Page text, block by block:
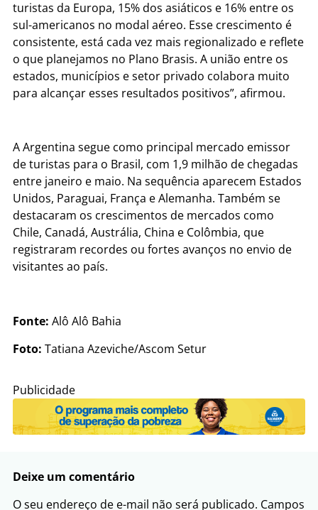
turistas da Europa, 15% dos asiáticos e 16% entre os
sul-americanos no modal aéreo. Esse crescimento é
consistente, está cada vez mais regionalizado e reflete
o que planejamos no Plano Brasis. A união entre os
estados, municípios e setor privado colabora muito
para alcançar esses resultados positivos”, afirmou.
A Argentina segue como principal mercado emissor
de turistas para o Brasil, com 1,9 milhão de chegadas
entre janeiro e maio. Na sequência aparecem Estados
Unidos, Paraguai, França e Alemanha. Também se
destacaram os crescimentos de mercados como
Chile, Canadá, Austrália, China e Colômbia, que
registraram recordes ou fortes avanços no envio de
visitantes ao país.
Fonte: Alô Alô Bahia
Foto: Tatiana Azeviche/Ascom Setur
Publicidade
Deixe um comentário
O seu endereço de e-mail não será publicado. Campos